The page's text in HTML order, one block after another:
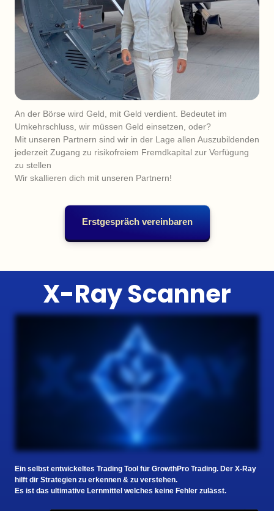
An der Börse wird Geld, mit Geld verdient. Bedeutet im
Umkehrschluss, wir müssen Geld einsetzen, oder?
Mit unseren Partnern sind wir in der Lage allen Auszubildenden
jederzeit Zugang zu risikofreiem Fremdkapital zur Verfügung
zu stellen
Wir skallieren dich mit unseren Partnern!
Erstgespräch vereinbaren
X-Ray Scanner
Ein selbst entwickeltes Trading Tool für GrowthPro Trading. Der X-Ray
hilft dir Strategien zu erkennen & zu verstehen.
Es ist das ultimative Lernmittel welches keine Fehler zulässt.